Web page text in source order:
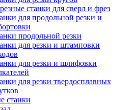
станки для сверл и фрез
для продольной резки и
продольной резки
для резки и штамповки
для резки и шлифовки
для резки твердосплавных
станки